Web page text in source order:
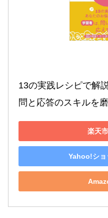
13の実践レシピで解
問と応答のスキルを
楽天
Yahoo!ショ